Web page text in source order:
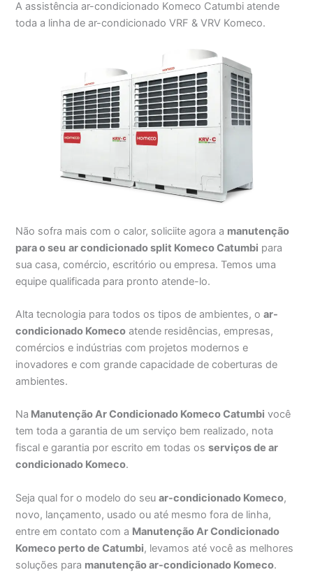
A assistência ar-condicionado Komeco Catumbi atende
toda a linha de ar-condicionado VRF & VRV Komeco.
Não sofra mais com o calor, soliciite agora a manutenção
para o seu ar condicionado split Komeco Catumbi para
sua casa, comércio, escritório ou empresa. Temos uma
equipe qualificada para pronto atende-lo.
Alta tecnologia para todos os tipos de ambientes, oar-
condicionado Komeco atende residências, empresas,
comércios e indústrias com projetos modernos e
inovadores e com grande capacidade de coberturas de
ambientes.
Na Manutenção Ar Condicionado Komeco Catumbi você
tem toda a garantia de um serviço bem realizado, nota
fiscal e garantia por escrito em todas osserviços de ar
condicionado Komeco.
Seja qual for o modelo do seuar-condicionado Komeco,
novo, lançamento, usado ou até mesmo fora de linha,
entre em contato com a Manutenção Ar Condicionado
Komeco perto de Catumbi, levamos até você as melhores
soluções para manutenção ar-condicionado Komeco.